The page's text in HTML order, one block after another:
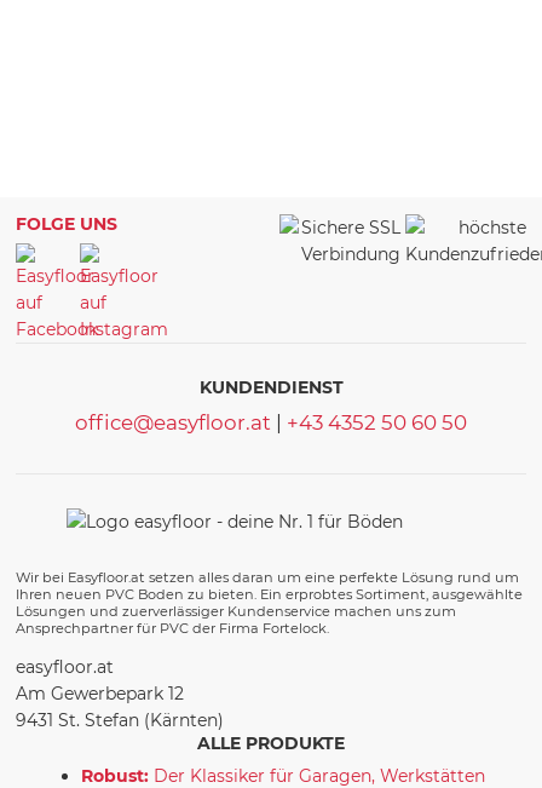
FOLGE UNS
KUNDENDIENST
office@easyfloor.at | +43 4352 50 60 50
Wir bei Easyfloor.at setzen alles daran um eine perfekte Lösung rund um
Ihren neuen PVC Boden zu bieten. Ein erprobtes Sortiment, ausgewählte
Lösungen und zuerverlässiger Kundenservice machen uns zum
Ansprechpartner für PVC der Firma Fortelock.
easyfloor.at
Am Gewerbepark 12
9431 St. Stefan (Kärnten)
ALLE PRODUKTE
Robust: Der Klassiker für Garagen, Werkstätten